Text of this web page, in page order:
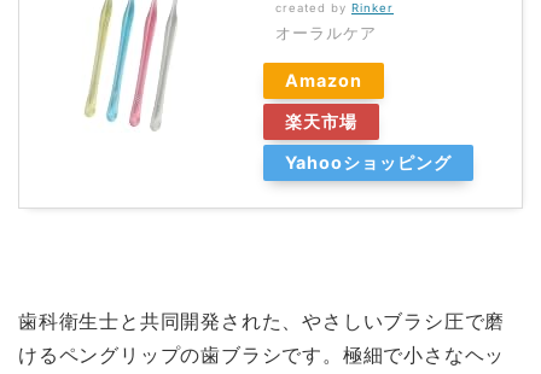
created by Rinker
オーラルケア
Amazon
楽天市場
Yahooショッピング
歯科衛生士と共同開発された、やさしいブラシ圧で磨
けるペングリップの歯ブラシです。極細で小さなヘッ